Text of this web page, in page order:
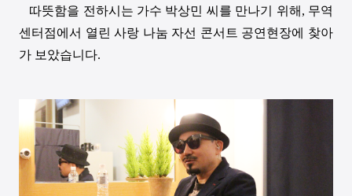
따뜻함을 전하시는 가수 박상민 씨를 만나기 위해 , 무역
센터점에서 열린 사랑 나눔 자선 콘서트 공연현장에 찾아
가 보았습니다.